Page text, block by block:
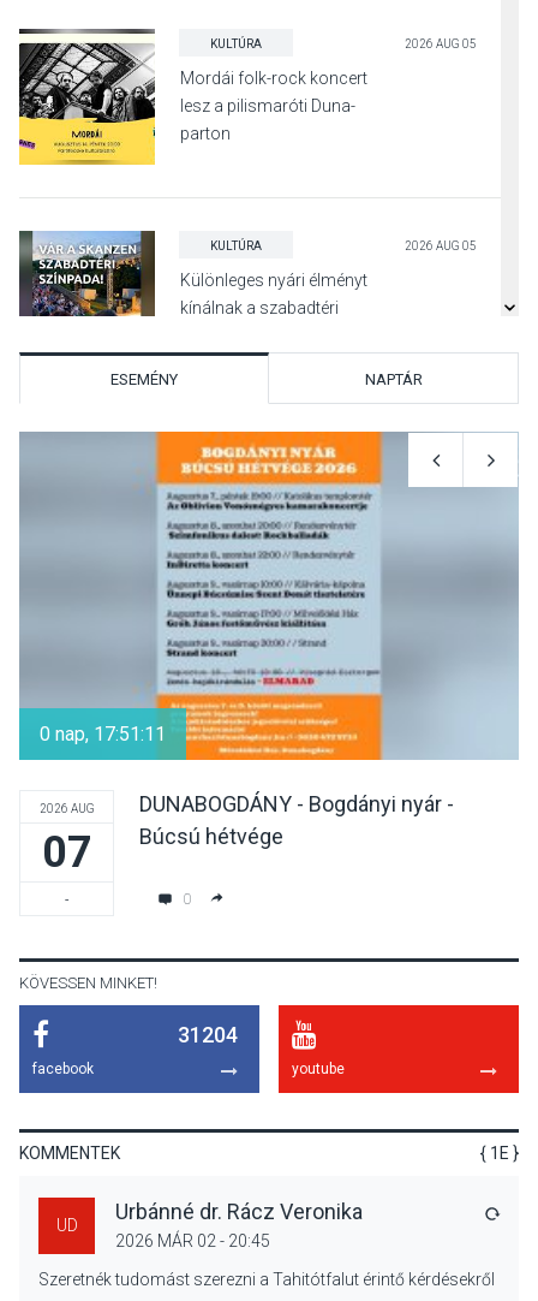
KULTÚRA 2026 AUG 05
Mordái folk-rock koncert
lesz a pilismaróti Duna-
parton
KULTÚRA 2026 AUG 05
Különleges nyári élményt
kínálnak a szabadtéri
KÖZÉLET
Szeptembertől emelkednek
a parkolási díjak
Szentendrén
KÖZÉLET
Nőtt a fontosabb nyári
gyümölcsök
termésmennyisége
KULTÚRA
Megújulnak Szentendre
ESEMÉNY NAPTÁR
0 nap, 17:51:11
2026 AUG
07
-
DUNABOGDÁNY - Bogdányi nyár -
Búcsú hétvége
0
KÖVESSEN MINKET!
31204
facebook youtube
KOMMENTEK { 1E }
UD
Urbánné dr. Rácz Veronika
2026 MÁR 02 - 20:45
Szeretnék tudomást szerezni a Tahitótfalut érintő kérdésekről